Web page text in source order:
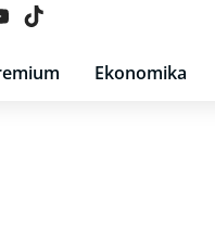
Ekonomika